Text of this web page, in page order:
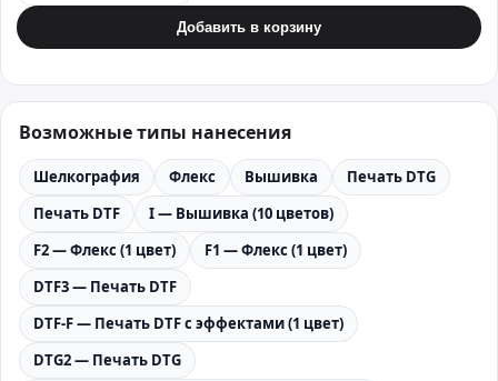
Добавить в корзину
Возможные типы нанесения
Шелкография Флекс Вышивка
Печать DTG
Печать DTF
I — Вышивка (10 цветов)
F2 — Флекс (1 цвет)
F1 — Флекс (1 цвет)
DTF3 — Печать DTF
DTF-F — Печать DTF с эффектами (1 цвет)
DTG2 — Печать DTG